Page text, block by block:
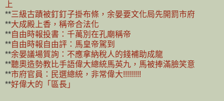
上
**三級古蹟被釘釘子掛布條，余晏要文化局先開罰市府
**大成殿上香，稱帝合法化
**自由時報投書：千萬別在孔廟稱帝
**自由時報自由評：馬皇帝駕到
**余晏議場質詢：不應拿納稅人的錢補助成龍
**聽奧造勢教比手語偉大總統馬英九，馬被捧滿臉笑意
**市府官員：民選總統，非常偉大!!!!!!!!!
**好偉大的「區長」